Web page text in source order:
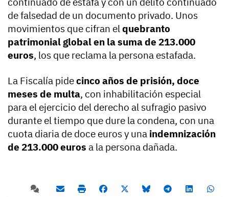
de falsedad de un documento privado. Unos
movimientos que cifran el quebranto
patrimonial global en la suma de 213.000
euros, los que reclama la persona estafada.
La Fiscalía pidecinco años de prisión, doce
meses de multa, con inhabilitación especial
para el ejercicio del derecho al sufragio pasivo
durante el tiempo que dure la condena, con una
cuota diaria de doce euros y una indemnización
de 213.000 euros a la persona dañada.